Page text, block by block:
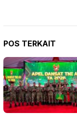
POS TERKAIT